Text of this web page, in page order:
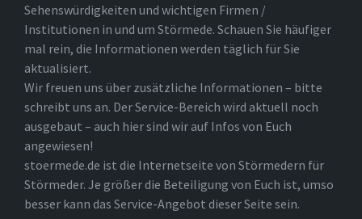
Sehenswürdigkeiten und wichtigen Firmen /
Institutionen in und um Störmede. Schauen Sie häufiger
mal rein, die Informationen werden täglich für Sie
aktualisiert.
Wir freuen uns über zusätzliche Informationen – bitte
schreibt uns an. Der Service-Bereich wird aktuell noch
ausgebaut – auch hier sind wir auf Infos von Euch
angewiesen!
stoermede.de ist die Internetseite von Störmedern für
Störmeder. Je größer die Beteiligung von Euch ist, umso
besser kann das Service-Angebot dieser Seite sein.